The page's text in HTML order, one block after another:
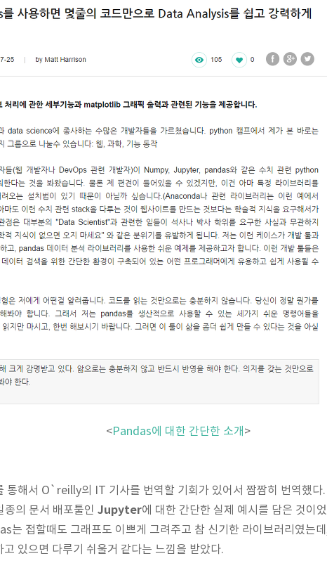
<Pandas에 대한 간단한 소개 >
통해서 O`reilly의 IT 기사를 번역할 기회가 있어서 짬짬히 번역했
종의 문서 배포툴인 Jupyter에 대한 간단한 실제 예시를 담은 것이
는 접할때도 그래프도 이쁘게 그려주고 참 신기한 라이브러리였는
있으면 다루기 쉬울거 같다는 느낌을 받았다.